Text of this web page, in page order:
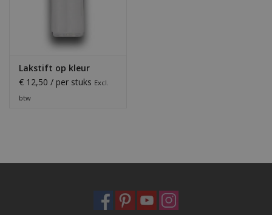
Lakstift op kleur
€ 12,50 / per stuks Excl.
btw